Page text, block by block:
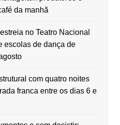
da manhã
no Teatro Nacional
escolas de dança de
com quatro noites
franca entre os dias 6 e